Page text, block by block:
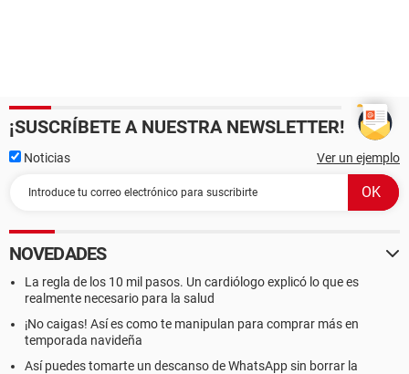
¡SUSCRÍBETE A NUESTRA NEWSLETTER!
Noticias Ver un ejemplo
NOVEDADES
La regla de los 10 mil pasos. Un cardiólogo explicó lo que es
realmente necesario para la salud
¡No caigas! Así es como te manipulan para comprar más en
temporada navideña
Así puedes tomarte un descanso de WhatsApp sin borrar la